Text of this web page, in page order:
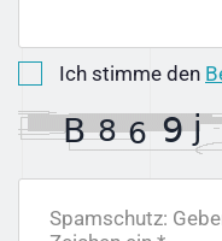
Ich stimme den
Spamschutz: